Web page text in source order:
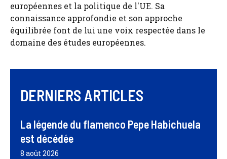
européennes et la politique de l'UE. Sa
connaissance approfondie et son approche
équilibrée font de lui une voix respectée dans le
domaine des études européennes.
DERNIERS ARTICLES
La légende du flamenco Pepe Habichuela
est décédée
8 août 2026